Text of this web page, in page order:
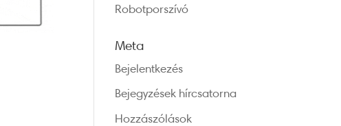
Robotporszívó
Meta
Bejelentkezés
Bejegyzések hírcsatorna
Hozzászólások